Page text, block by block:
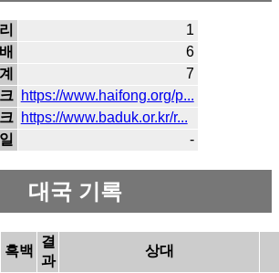
1
6
7
https://www.haifong.org/p...
https://www.baduk.or.kr/r...
-
대국 기록
흑백
결
과
상대